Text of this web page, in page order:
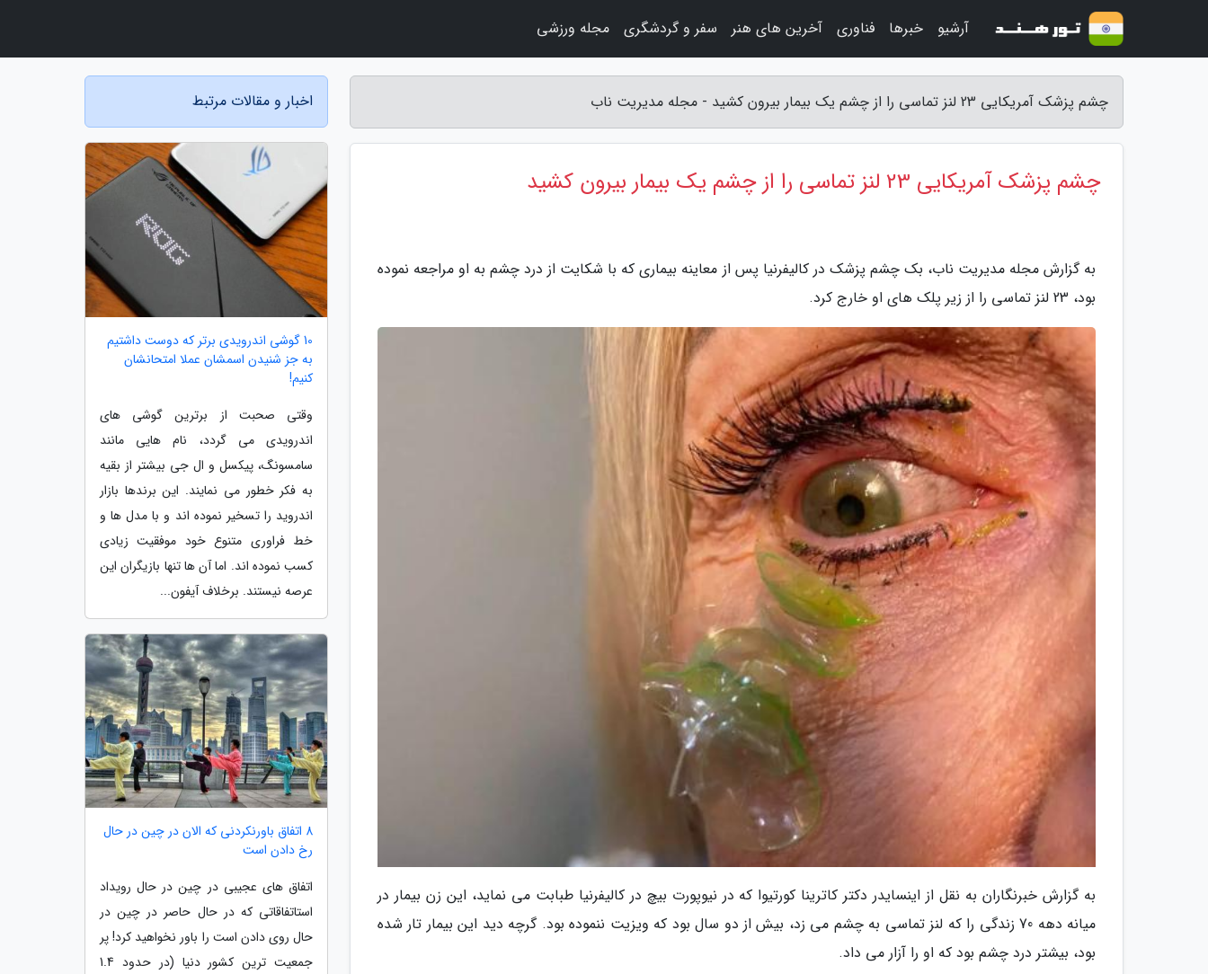
چشم پزشک آمریکایی 23 لنز تماسی را از چشم یک بیمار بیرون کشید - مجله مدیریت ناب
چشم پزشک آمریکایی 23 لنز تماسی را از چشم یک بیمار بیرون کشید
به گزارش مجله مدیریت ناب، بک چشم پزشک در کالیفرنیا پس از معاینه بیماری که با شکایت از درد چشم به او مراجعه نموده
بود، 23 لنز تماسی را از زیر پلک های او خارج کرد.
به گزارش خبرنگاران به نقل از اینسایدر دکتر کاترینا کورتیوا که در نیوپورت بیچ در کالیفرنیا طبابت می نماید، این زن بیمار در
میانه دهه 70 زندگی را که لنز تماسی به چشم می زد، بیش از دو سال بود که ویزیت ننموده بود. گرچه دید این بیمار تار شده
بود، بیشتر درد چشم بود که او را آزار می داد.
اخبار و مقالات مرتبط
10 گوشی اندرویدی برتر که دوست داشتیم
به جز شنیدن اسمشان عملا امتحانشان
کنیم!
وقتی صحبت از برترین گوشی های
اندرویدی می گردد، نام هایی مانند
سامسونگ، پیکسل و ال جی بیشتر از بقیه
به فکر خطور می نمایند. این برندها بازار
اندروید را تسخیر نموده اند و با مدل ها و
خط فراوری متنوع خود موفقیت زیادی
کسب نموده اند. اما آن ها تنها بازیگران این
عرصه نیستند. برخلاف آیفون...
8 اتفاق باورنکردنی که الان در چین در حال
رخ دادن است
اتفاق های عجیبی در چین در حال رویداد
استاتفاقاتی که در حال حاصر در چین در
حال روی دادن است را باور نخواهید کرد! پر
جمعیت ترین کشور دنیا (در حدود 1.4
آرشیو خبرها فناوری آخرین های هنر سفر و گردشگری مجله ورزشی